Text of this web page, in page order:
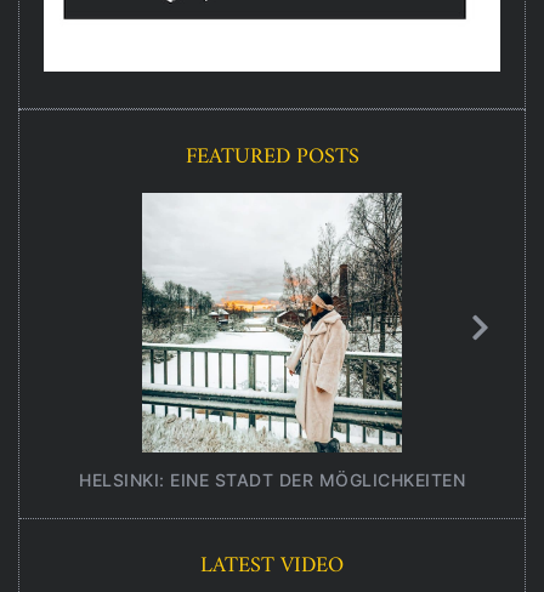
FEATURED POSTS
HELSINKI: EINE STADT DER MÖGLICHKEITEN
LATEST VIDEO